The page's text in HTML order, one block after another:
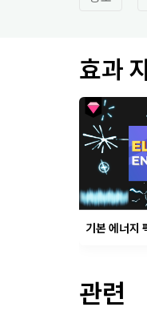
효과
기본 에너지
관련